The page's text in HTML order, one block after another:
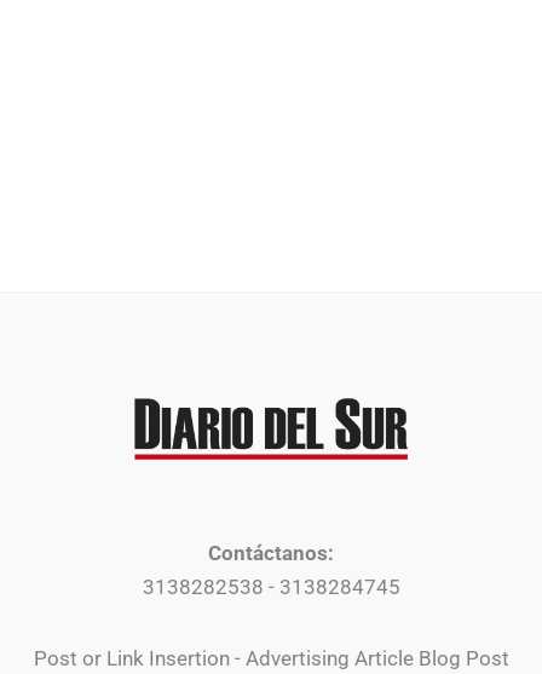
Contáctanos:
3138282538 - 3138284745
Post or Link Insertion - Advertising Article Blog Post